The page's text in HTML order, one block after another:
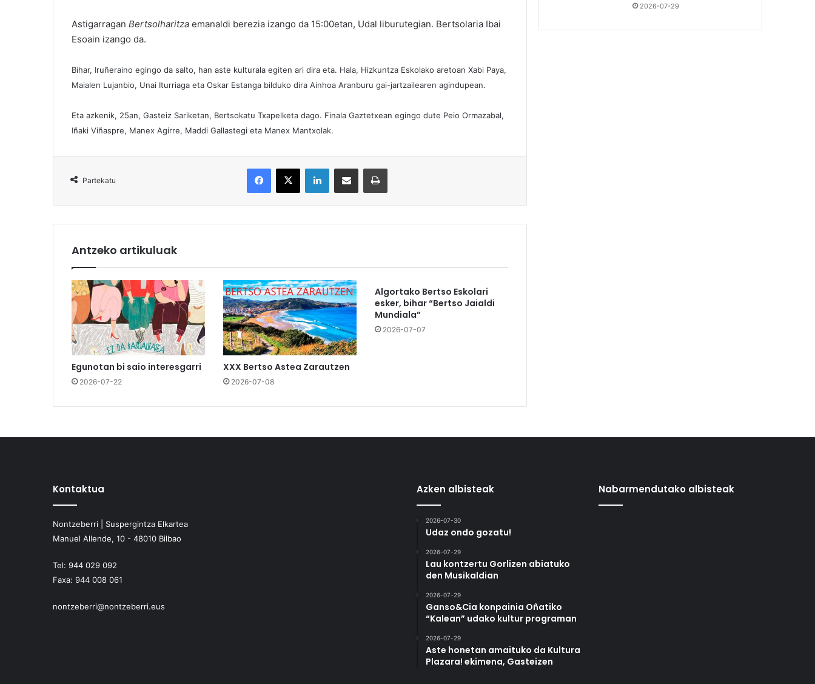
Astigarragan Bertsolharitza emanaldi berezia izango da 15:00etan, Udal liburutegian. Bertsolaria Ibai
Esoain izango da.
Bihar, Iruñeraino egingo da salto, han aste kulturala egiten ari dira eta. Hala, Hizkuntza Eskolako aretoan Xabi Paya,
Maialen Lujanbio, Unai Iturriaga eta Oskar Estanga bilduko dira Ainhoa Aranburu gai-jartzailearen agindupean.
Eta azkenik, 25an, Gasteiz Sariketan, Bertsokatu Txapelketa dago. Finala Gaztetxean egingo dute Peio Ormazabal,
Iñaki Viñaspre, Manex Agirre, Maddi Gallastegi eta Manex Mantxolak.
Partekatu
Antzeko artikuluak
Egunotan bi saio interesgarri
2026-07-22
XXX Bertso Astea Zarautzen
2026-07-08
Algortako Bertso Eskolari
esker, bihar “Bertso Jaialdi
Mundiala”
2026-07-07
2026-07-29
Kontaktua
Nontzeberri | Suspergintza Elkartea
Manuel Allende, 10 - 48010 Bilbao
Tel: 944 029 092
Faxa: 944 008 061
nontzeberri@nontzeberri.eus
Azken albisteak
2026-07-30
Udaz ondo gozatu!
2026-07-29
Lau kontzertu Gorlizen abiatuko
den Musikaldian
2026-07-29
Ganso&Cia konpainia Oñatiko
“Kalean” udako kultur programan
2026-07-29
Aste honetan amaituko da Kultura
Plazara! ekimena, Gasteizen
Nabarmendutako albisteak